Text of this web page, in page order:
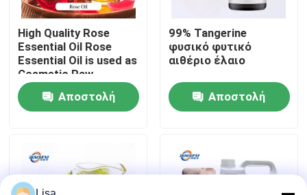
Επισκεψή εργοστασίου
Έλεγχος ποιότητας
Επικοινωνήστε μαζί μας
Γεύματα ουσιών τροφίμων
High Quality Rose
Essential Oil Rose
Essential Oil is used as
Cosmetic Raw
Material
Αποστολή
99% Tangerine
φυσικό φυτικό
αιθέριο έλαιο
Αποστολή